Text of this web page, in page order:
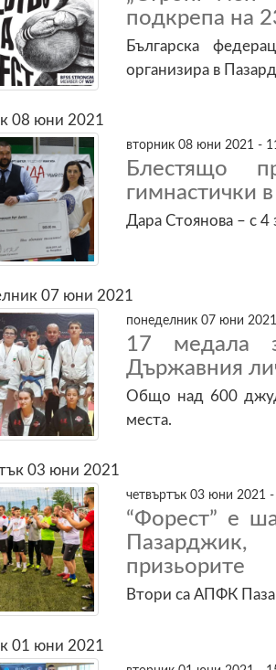
подкрепа на
Българска
организира в
08 юни 2021
вторник 08 юни 2021 -
Блестящо
гимнастички
Дара Стоянова – с 4
07 юни 2021
понеделник 07 юни
17 медала
Държавния
Общо над 600
места.
03 юни 2021
четвъртък 03 юни 2021
“Форест” e
призьорите
Втори са АПФК
01 юни 2021